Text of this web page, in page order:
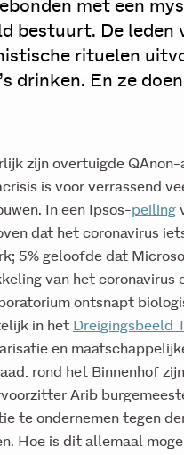
met een
bestuurt. De leden
rituelen
drinken. En ze
zijn overtuigde
is voor verrassend
In een Ipsos-peiling
dat het coronavirus
5% geloofde dat
van het coronavirus
ontsnapt
in het Dreigingsbeeld
en
rond het Binnenhof
Arib
te ondernemen tegen
Hoe is dit allemaal